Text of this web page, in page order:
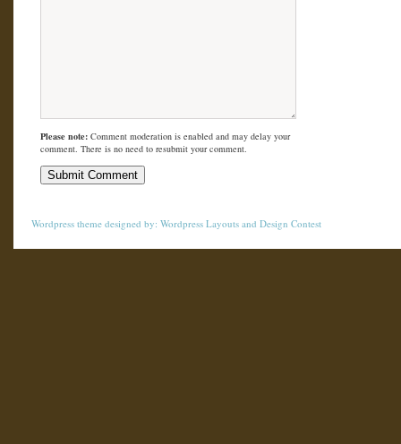
Please note: Comment moderation is enabled and may delay your
comment. There is no need to resubmit your comment.
Wordpress theme designed by: Wordpress Layouts and Design Contest